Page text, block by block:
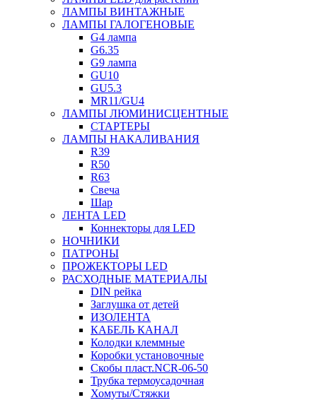
ЛАМПЫ ВИНТАЖНЫЕ
ЛАМПЫ ГАЛОГЕНОВЫЕ
G4 лампа
G6.35
G9 лампа
GU10
GU5.3
MR11/GU4
ЛАМПЫ ЛЮМИНИСЦЕНТНЫЕ
СТАРТЕРЫ
ЛАМПЫ НАКАЛИВАНИЯ
R39
R50
R63
Свеча
Шар
ЛЕНТА LED
Коннекторы для LED
НОЧНИКИ
ПАТРОНЫ
ПРОЖЕКТОРЫ LED
РАСХОДНЫЕ МАТЕРИАЛЫ
DIN рейка
Заглушка от детей
ИЗОЛЕНТА
КАБЕЛЬ КАНАЛ
Колодки клеммные
Коробки установочные
Скобы пласт.NCR-06-50
Трубка термоусадочная
Хомуты/Стяжки